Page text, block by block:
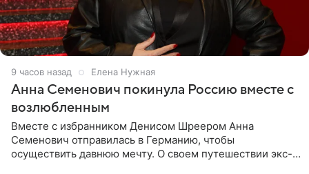
9 часов назад Елена Нужная
Анна Семенович покинула Россию вместе с
возлюбленным
Вместе с избранником Денисом Шреером Анна
Семенович отправилась в Германию, чтобы
осуществить давнюю мечту. О своем путешествии экс-